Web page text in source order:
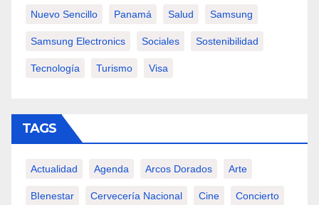
Nuevo Sencillo Panamá Salud Samsung
Samsung Electronics Sociales Sostenibilidad
Tecnología Turismo Visa
TAGS
Actualidad Agenda Arcos Dorados Arte
BIenestar Cervecería Nacional Cine Concierto